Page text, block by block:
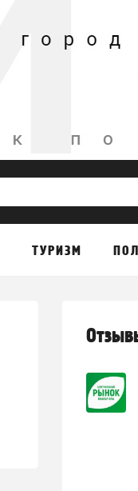
ТУРИЗМ